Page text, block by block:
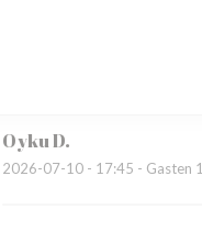
OykuD
2026-07-10 - 17:45 - Gasten 1